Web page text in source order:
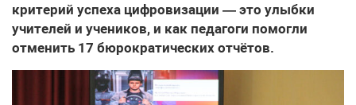
критерий успеха цифровизации — это улыбки
учителей и учеников, и как педагоги помогли
отменить 17 бюрократических отчётов.